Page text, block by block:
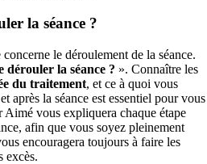
la séance ?
le déroulement de la séance.
dérouler la séance ? ». Connaître les
du traitement, et ce à quoi vous
après la séance est essentiel pour vous
Aimé vous expliquera chaque étape
afin que vous soyez pleinement
encouragera toujours à faire les
excès.